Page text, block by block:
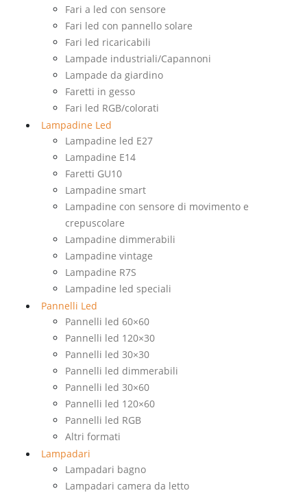
Fari a led con sensore
Fari led con pannello solare
Fari led ricaricabili
Lampade industriali/Capannoni
Lampade da giardino
Faretti in gesso
Fari led RGB/colorati
Lampadine Led
Lampadine led E27
Lampadine E14
Faretti GU10
Lampadine smart
Lampadine con sensore di movimento e
crepuscolare
Lampadine dimmerabili
Lampadine vintage
Lampadine R7S
Lampadine led speciali
Pannelli Led
Pannelli led 60×60
Pannelli led 120×30
Pannelli led 30×30
Pannelli led dimmerabili
Pannelli led 30×60
Pannelli led 120×60
Pannelli led RGB
Altri formati
Lampadari
Lampadari bagno
Lampadari camera da letto